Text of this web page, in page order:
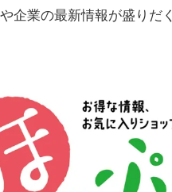
企業の最新情報が盛りだ